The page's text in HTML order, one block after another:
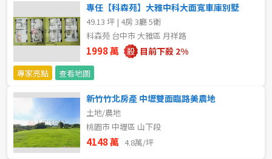
專任【科森苑】大雅中科大面寬車庫別墅
49.13 坪 | 4房 3廳 5衛
科森苑 台中市 大雅區 月祥路
1998 萬 目前下殺 2%
專家亮點 查看地圖
新竹竹北房產 中壢雙面臨路美農地
土地/農地
桃園市 中壢區 山下段
4148 萬 4.8萬/坪